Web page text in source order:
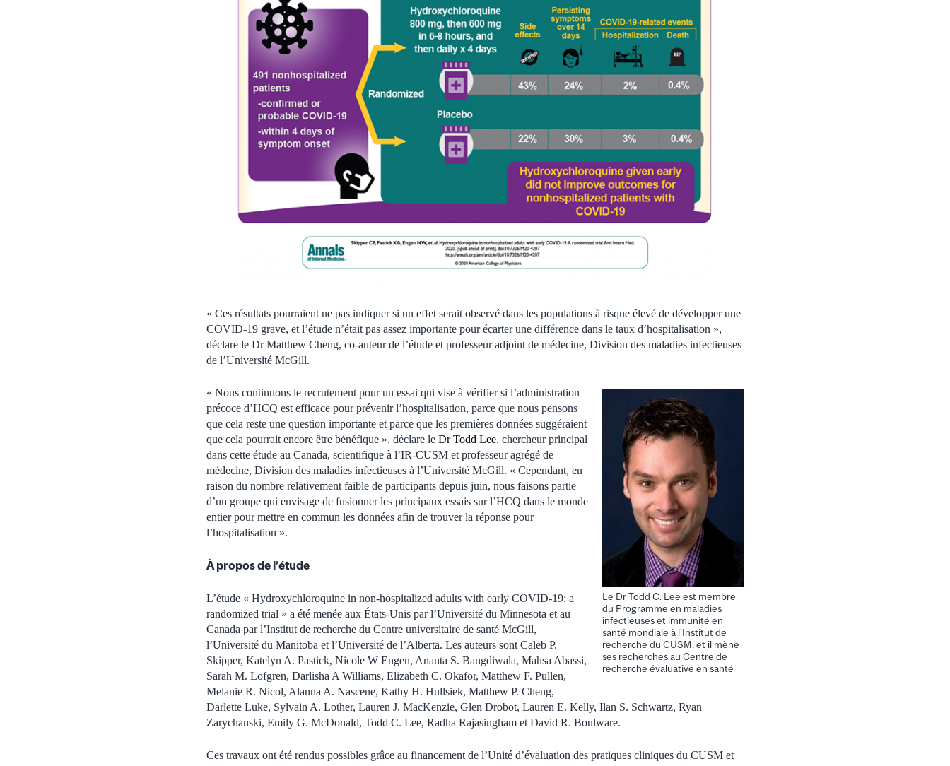
« Ces résultats pourraient ne pas indiquer si un effet serait observé dans les populations à risque élevé de développer une
COVID-19 grave, et l’étude n’était pas assez importante pour écarter une différence dans le taux d’hospitalisation »,
déclare le Dr Matthew Cheng, co-auteur de l’étude et professeur adjoint de médecine, Division des maladies infectieuses
de l’Université McGill.
Le Dr Todd C. Lee est membre
du Programme en maladies
infectieuses et immunité en
santé mondiale à l’Institut de
recherche du CUSM, et il mène
ses recherches au Centre de
recherche évaluative en santé
« Nous continuons le recrutement pour un essai qui vise à vérifier si l’administration
précoce d’HCQ est efficace pour prévenir l’hospitalisation, parce que nous pensons
que cela reste une question importante et parce que les premières données suggéraient
que cela pourrait encore être bénéfique », déclare le Dr Todd Lee, chercheur principal
dans cette étude au Canada, scientifique à l’IR-CUSM et professeur agrégé de
médecine, Division des maladies infectieuses à l’Université McGill. « Cependant, en
raison du nombre relativement faible de participants depuis juin, nous faisons partie
d’un groupe qui envisage de fusionner les principaux essais sur l’HCQ dans le monde
entier pour mettre en commun les données afin de trouver la réponse pour
l’hospitalisation ».
À propos de l’étude
L’étude « Hydroxychloroquine in non-hospitalized adults with early COVID-19: a
randomized trial » a été menée aux États-Unis par l’Université du Minnesota et au
Canada par l’Institut de recherche du Centre universitaire de santé McGill,
l’Université du Manitoba et l’Université de l’Alberta. Les auteurs sont Caleb P.
Skipper, Katelyn A. Pastick, Nicole W Engen, Ananta S. Bangdiwala, Mahsa Abassi,
Sarah M. Lofgren, Darlisha A Williams, Elizabeth C. Okafor, Matthew F. Pullen,
Melanie R. Nicol, Alanna A. Nascene, Kathy H. Hullsiek, Matthew P. Cheng,
Darlette Luke, Sylvain A. Lother, Lauren J. MacKenzie, Glen Drobot, Lauren E. Kelly, Ilan S. Schwartz, Ryan
Zarychanski, Emily G. McDonald, Todd C. Lee, Radha Rajasingham et David R. Boulware.
Ces travaux ont été rendus possibles grâce au financement de l’Unité d’évaluation des pratiques cliniques du CUSM et